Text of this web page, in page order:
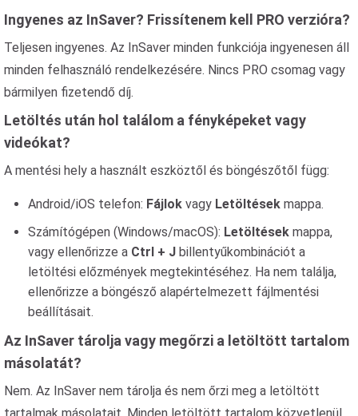
Ingyenes az InSaver? Frissítenem kell PRO verzióra?
Teljesen ingyenes. Az InSaver minden funkciója ingyenesen áll
minden felhasználó rendelkezésére. Nincs PRO csomag vagy
bármilyen fizetendő díj.
Letöltés után hol találom a fényképeket vagy
videókat?
A mentési hely a használt eszköztől és böngészőtől függ:
Android/iOS telefon: Fájlok vagy Letöltések mappa.
Számítógépen (Windows/macOS): Letöltések mappa,
vagy ellenőrizze a Ctrl + J billentyűkombinációt a
letöltési előzmények megtekintéséhez. Ha nem találja,
ellenőrizze a böngésző alapértelmezett fájlmentési
beállításait.
Az InSaver tárolja vagy megőrzi a letöltött tartalom
másolatát?
Nem. Az InSaver nem tárolja és nem őrzi meg a letöltött
tartalmak másolatait. Minden letöltött tartalom közvetlenül